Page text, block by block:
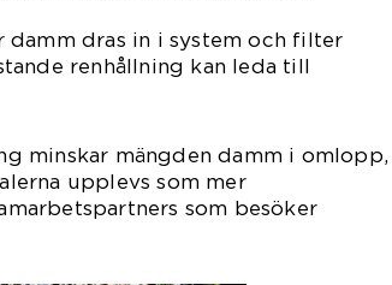
damm dras in i system och filter
renhållning kan leda till
minskar mängden damm i omlopp,
upplevs som mer
som besöker